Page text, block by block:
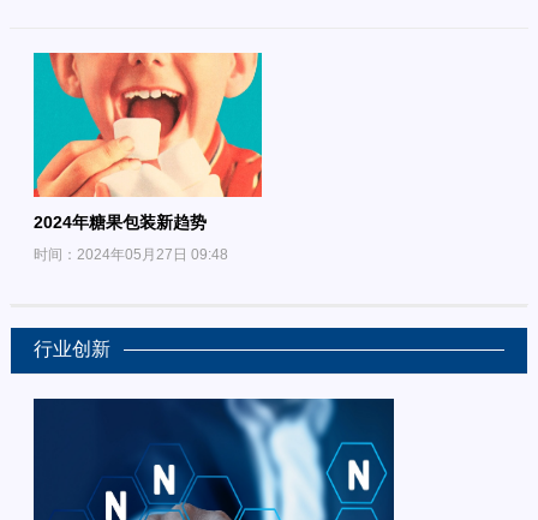
2024年糖果包装新趋势
时间：2024年05月27日 09:48
行业创新